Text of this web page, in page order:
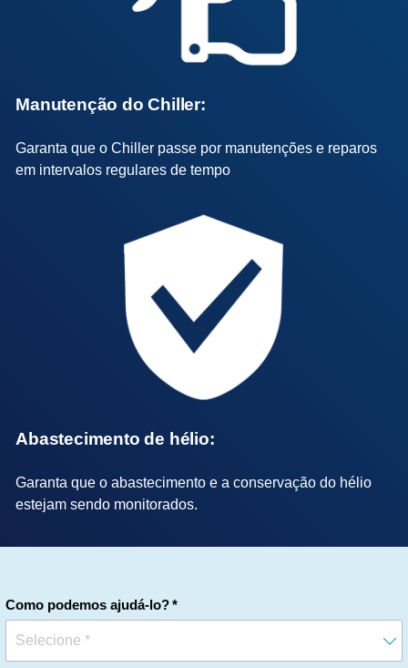
Manutenção do Chiller:
Garanta que o Chiller passe por manutenções e reparos
em intervalos regulares de tempo
Abastecimento de hélio:
Garanta que o abastecimento e a conservação do hélio
estejam sendo monitorados.
Como podemos ajudá-lo?